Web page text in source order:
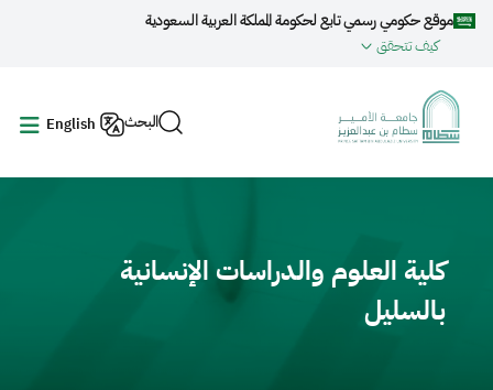
تجاوز إلى المحتوى الرئيسي
موقع حكومي رسمي تابع لحكومة المملكة العربية السعودية
كيف تتحقق
البحث English
كلية العلوم والدراسات الإنسانية
بالسليل